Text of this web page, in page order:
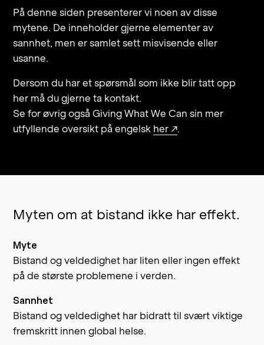
På denne siden presenterer vi noen av disse
mytene. De inneholder gjerne elementer av
sannhet, men er samlet sett misvisende eller
usanne.
Dersom du har et spørsmål som ikke blir tatt opp
her må du gjerne ta kontakt.
Se for øvrig også Giving What We Can sin mer
utfyllende oversikt på engelsk her ↗.
Myten om at bistand ikke har effekt.
Myte
Bistand og veldedighet har liten eller ingen effekt
på de største problemene i verden.
Sannhet
Bistand og veldedighet har bidratt til svært viktige
fremskritt innen global helse.